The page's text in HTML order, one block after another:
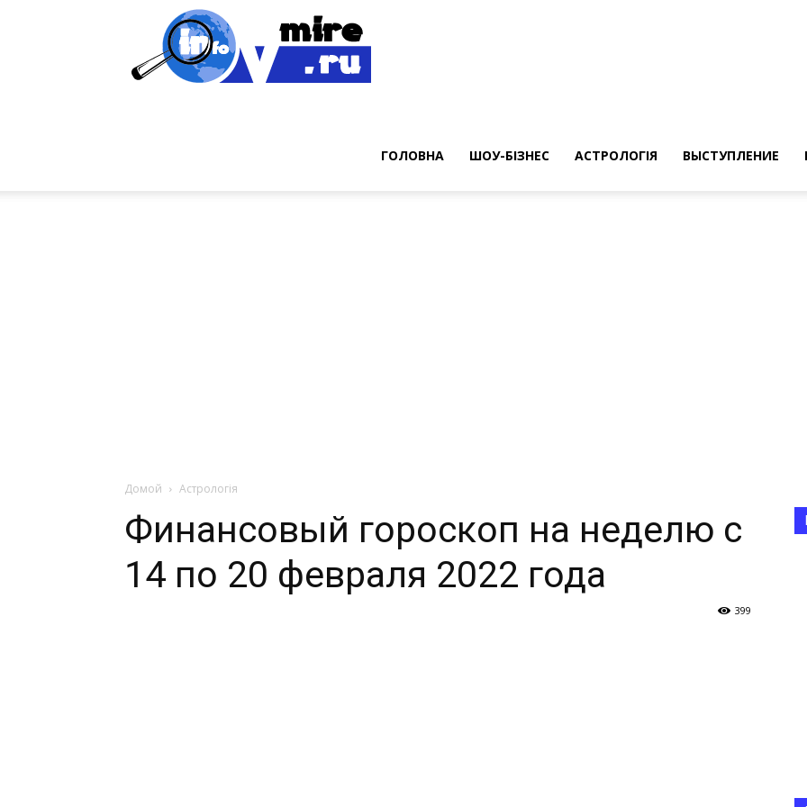
ГОЛОВНА ШОУ-БІЗНЕС АСТРОЛОГІЯ ВЫСТУПЛЕНИЕ
Домой Астрологія
Финансовый гороскоп на неделю с
14 по 20 февраля 2022 года
399